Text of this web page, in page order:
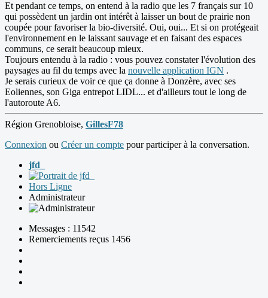
Et pendant ce temps, on entend à la radio que les 7 français sur 10
qui possèdent un jardin ont intérêt à laisser un bout de prairie non
coupée pour favoriser la bio-diversité. Oui, oui... Et si on protégeait
l'environnement en le laissant sauvage et en faisant des espaces
communs, ce serait beaucoup mieux.
Toujours entendu à la radio : vous pouvez constater l'évolution des
paysages au fil du temps avec la nouvelle application IGN .
Je serais curieux de voir ce que ça donne à Donzère, avec ses
Eoliennes, son Giga entrepot LIDL... et d'ailleurs tout le long de
l'autoroute A6.
Région Grenobloise, GillesF78
Connexion ou Créer un compte pour participer à la conversation.
jfd_
Hors Ligne
Administrateur
Messages : 11542
Remerciements reçus 1456